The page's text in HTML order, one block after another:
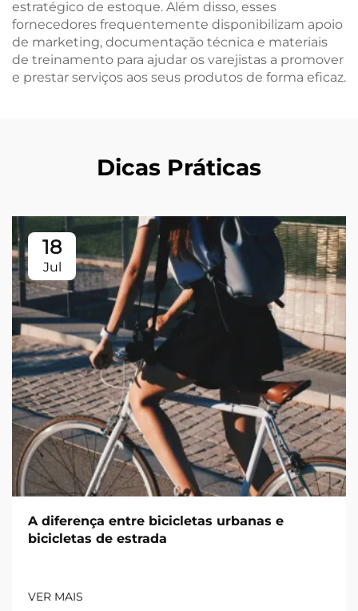
estratégico de estoque. Além disso, esses
fornecedores frequentemente disponibilizam apoio
de marketing, documentação técnica e materiais
de treinamento para ajudar os varejistas a promover
e prestar serviços aos seus produtos de forma eficaz.
Dicas Práticas
18
Jul
A diferença entre bicicletas urbanas e
bicicletas de estrada
VER MAIS